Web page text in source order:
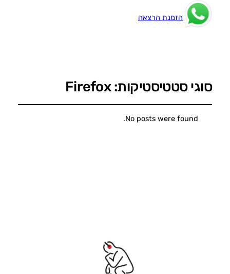
הזמנת הרצאה
סוגי סטטיסטיקות:Firefox
No posts were found.